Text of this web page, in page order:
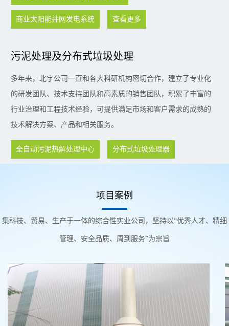
商业太阳能并网发电系统 查看更多
污泥处理及分布式垃圾处理
多年来，北宇公司一直和各大科研机构密切合作，建立了专业化
的研发团队、技术支持团队和高素质的销售团队，积累了丰富的
行业治理和工程技术经验，可提供满足市场和客户需求的成熟的
技术解决方案、产品和相关服务。
全自动污泥热解处理中心 分布式垃圾处理器
项目案例
集科技、贸易、生产于一体的综合性实业公司，坚持以“优秀人才、精细
管理、安全品质、周到服务”为宗旨